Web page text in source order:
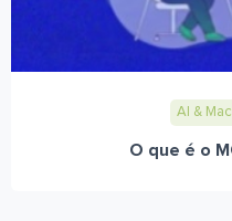
AI &
O que é o